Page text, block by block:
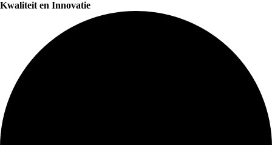
Kwaliteit en Innovatie